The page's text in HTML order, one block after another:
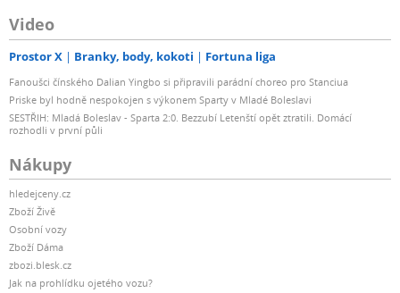
Video
Prostor X Branky, body, kokoti Fortuna liga
Fanoušci čínského Dalian Yingbo si připravili parádní choreo pro Stanciua
Priske byl hodně nespokojen s výkonem Sparty v Mladé Boleslavi
SESTŘIH: Mladá Boleslav - Sparta 2:0. Bezzubí Letenští opět ztratili. Domácí
rozhodli v první půli
Nákupy
hledejceny.cz
Zboží Živě
Osobní vozy
Zboží Dáma
zbozi.blesk.cz
Jak na prohlídku ojetého vozu?